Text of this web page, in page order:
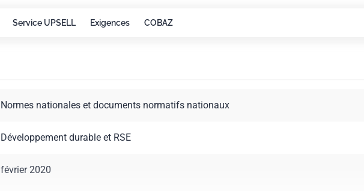
Service UPSELL Exigences COBAZ
Normes nationales et documents normatifs nationaux
Développement durable et RSE
février 2020